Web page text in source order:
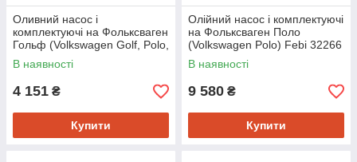
Оливний насос і
комплектуючі на Фольксваген
Гольф (Volkswagen Golf, Polo,
Caddy) Febi 34323
В наявності
4 151 ₴
Купити
Олійний насос і комплектуючі
на Фольксваген Поло
(Volkswagen Polo) Febi 32266
В наявності
9 580 ₴
Купити